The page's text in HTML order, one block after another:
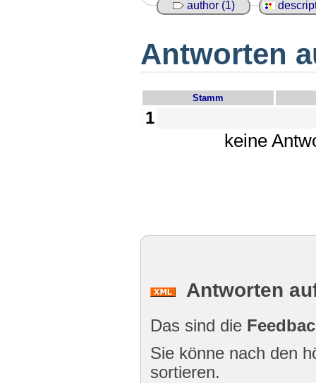
author (1)
Antworten
Stamm
1
keine
Antworten
Das sind die
Sie könne nach den
sortieren.